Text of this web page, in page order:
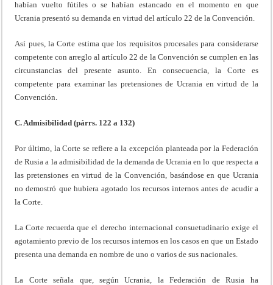
habían vuelto fútiles o se habían estancado en el momento en que
Ucrania presentó su demanda en virtud del artículo 22 de la Convención.
Así pues, la Corte estima que los requisitos procesales para considerarse
competente con arreglo al artículo 22 de la Convención se cumplen en las
circunstancias del presente asunto. En consecuencia, la Corte es
competente para examinar las pretensiones de Ucrania en virtud de la
Convención.
C. Admisibilidad (párrs. 122 a 132)
Por último, la Corte se refiere a la excepción planteada por la Federación
de Rusia a la admisibilidad de la demanda de Ucrania en lo que respecta a
las pretensiones en virtud de la Convención, basándose en que Ucrania
no demostró que hubiera agotado los recursos internos antes de acudir a
la Corte.
La Corte recuerda que el derecho internacional consuetudinario exige el
agotamiento previo de los recursos internos en los casos en que un Estado
presenta una demanda en nombre de uno o varios de sus nacionales.
La Corte señala que, según Ucrania, la Federación de Rusia ha